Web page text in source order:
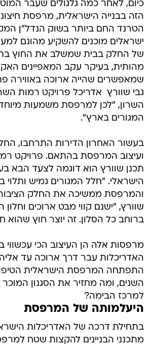
כיום, לאחר כמה גלגולים שעבר
הזה בבנייה הישראלית, מרפסת
הטרנד החם ביותר בשוק הנדל"ן
ישראלים מוכנים להשקיע מהונם
של החלק בבית שמשלב את החוץ
מהותית, בעיקר עקב המאפיינים
שמאפשרים שהייה ארוכה באווירה
גבי שוורץ  אדריכל פרויקט רמות
השרון, "לכן למרפסת משמעות
המגורים בארץ".
בעשור האחרון הדירות התרחבו,
ועיצוב המרפסת בהתאם. פרויקט
תכנן שוורץ הוא דוגמה לצעד הבא
הישראלי. "חלל המגורים גמיש ותלוי
והמרפסת ממשיכה את החלק
שוורץ, "ישנם קווי מבט ארוכים
ברוחב כל הסלון. זה יוצר חוץ שהוא
מרפסות אלה הן העיצוב הכי עכשווי
האדריכלות עבר דרך ארוכה עד
התפתחה המרפסת הישראלית
השנים, ומה מחזיר את הסגנון המוכר
למרכז הבימה?
היעלמותה של המרפסת
בתחילת דרכה של האדריכלות
מתכנני הבניינים להקצות שטח